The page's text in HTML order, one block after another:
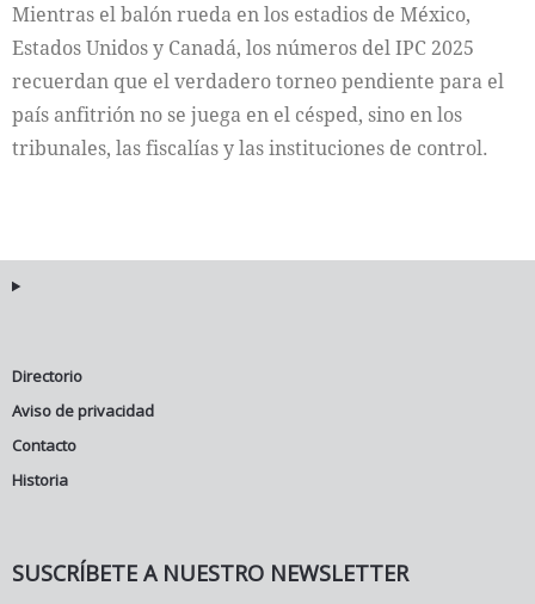
Mientras el balón rueda en los estadios de México,
Estados Unidos y Canadá, los números del IPC 2025
recuerdan que el verdadero torneo pendiente para el
país anfitrión no se juega en el césped, sino en los
tribunales, las fiscalías y las instituciones de control.
Directorio
Aviso de privacidad
Contacto
Historia
SUSCRÍBETE A NUESTRO NEWSLETTER